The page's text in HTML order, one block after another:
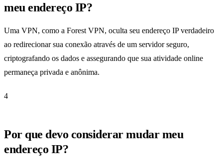
meu endereço IP?
Uma VPN, como a Forest VPN, oculta seu endereço IP verdadeiro
ao redirecionar sua conexão através de um servidor seguro,
criptografando os dados e assegurando que sua atividade online
permaneça privada e anônima.
4
Por que devo considerar mudar meu
endereço IP?